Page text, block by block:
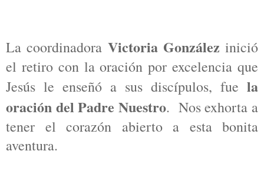
La coordinadora Victoria González inició
el retiro con la oración por excelencia que
Jesús le enseñó a sus discípulos, fue la
oración del Padre Nuestro. Nos exhorta a
tener el corazón abierto a esta bonita
aventura.